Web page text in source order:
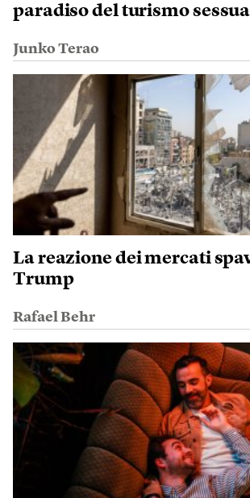
paradiso del turismo
Junko Terao
La reazione dei mercati
Trump
Rafael Behr